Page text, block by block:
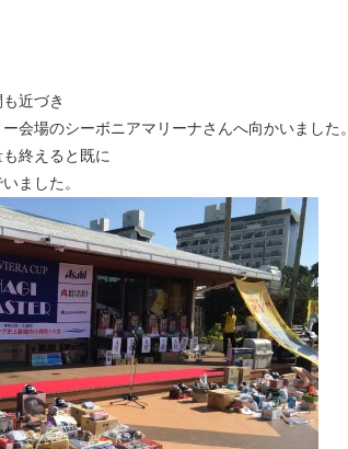
近づき
会場のシーボニアマリーナさんへ向かいました。
終えると既に
ました。